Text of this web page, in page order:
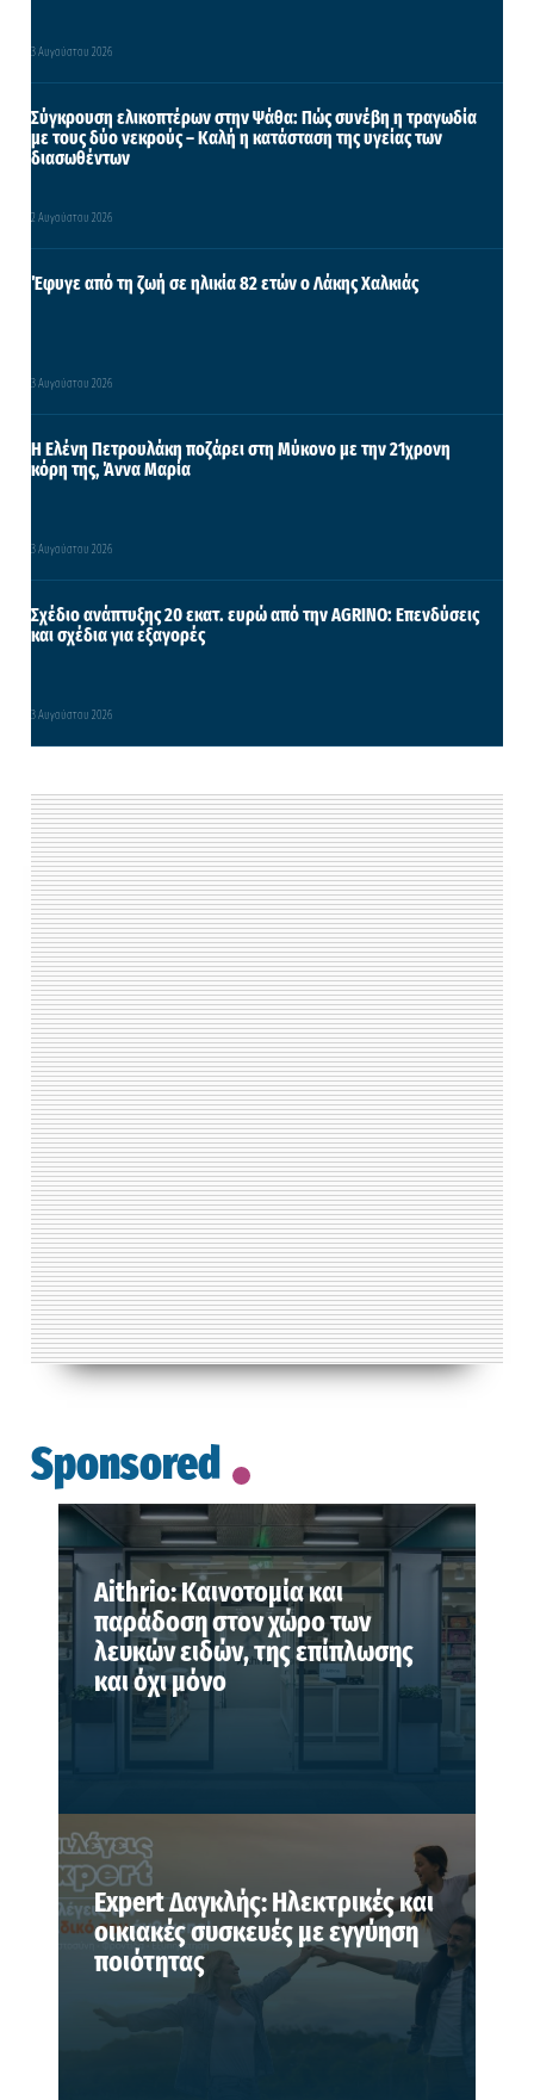
3 Αυγούστου 2026
Σύγκρουση ελικοπτέρων στην Ψάθα: Πώς συνέβη η τραγωδία
με τους δύο νεκρούς – Καλή η κατάσταση της υγείας των
διασωθέντων
2 Αυγούστου 2026
Έφυγε από τη ζωή σε ηλικία 82 ετών ο Λάκης Χαλκιάς
3 Αυγούστου 2026
Η Ελένη Πετρουλάκη ποζάρει στη Μύκονο με την 21χρονη
κόρη της, Άννα Μαρία
3 Αυγούστου 2026
Σχέδιο ανάπτυξης 20 εκατ. ευρώ από την AGRINO: Επενδύσεις
και σχέδια για εξαγορές
3 Αυγούστου 2026
Sponsored
Aithrio: Καινοτομία και
παράδοση στον χώρο των
λευκών ειδών, της επίπλωσης
και όχι μόνο
Expert Δαγκλής: Ηλεκτρικές και
οικιακές συσκευές με εγγύηση
ποιότητας